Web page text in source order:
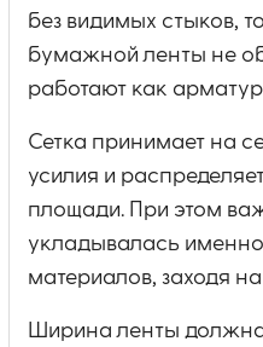
без видимых стыков,
бумажной ленты не
работают как
Сетка принимает на
усилия и
площади. При этом
укладывалась
материалов, заходя
Ширина ленты